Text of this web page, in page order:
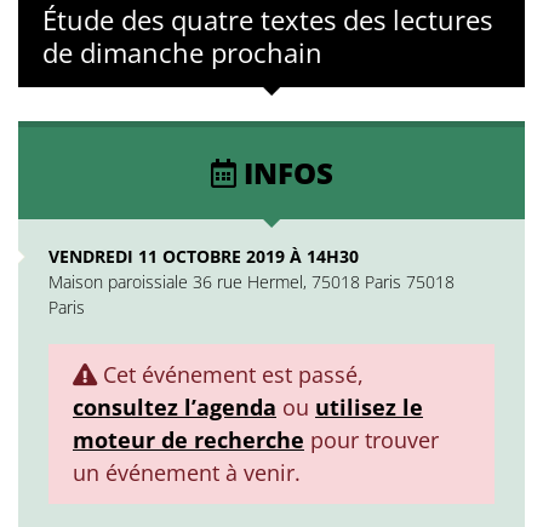
Étude des quatre textes des lectures
de dimanche prochain
INFOS
VENDREDI 11 OCTOBRE 2019 À 14H30
Maison paroissiale 36 rue Hermel, 75018 Paris 75018
Paris
Cet événement est passé,
consultez l’agenda ou utilisez le
moteur de recherche pour trouver
un événement à venir.